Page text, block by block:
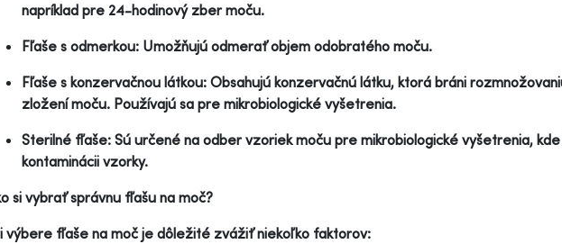
napríklad pre 24-hodinový zber moču.
Fľaše s odmerkou: Umožňujú odmerať objem odobratého moču.
Fľaše s konzervačnou látkou: Obsahujú konzervačnú látku, ktorá bráni
zložení moču. Používajú sa pre mikrobiologické vyšetrenia.
Sterilné fľaše: Sú určené na odber vzoriek moču pre mikrobiologické vyšetrenia,
kontaminácii vzorky.
si vybrať správnu fľašu na moč?
výbere fľaše na moč je dôležité zvážiť niekoľko faktorov: